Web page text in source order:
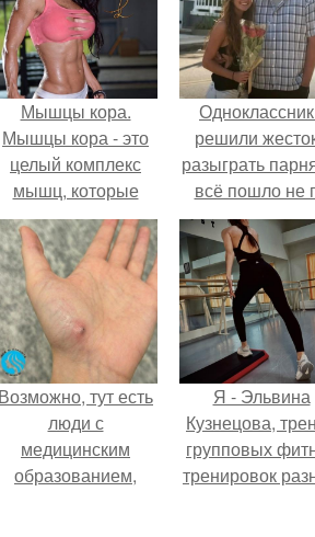
Мышцы кора.
Мышцы кора - это
целый комплекс
мышц, которые
отвечают за
таза,
бедер и
позвоночника.
решили
разыграть
всё пошло не
плану.
Возможно, тут есть
люди с
медицинским
образованием,
Я - Эльвина
Кузнецова,
групповых
тренировок